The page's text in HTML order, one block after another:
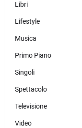
Libri
Lifestyle
Musica
Primo Piano
Singoli
Spettacolo
Televisione
Video